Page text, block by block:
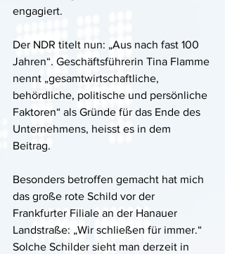
engagiert.
Der NDR titelt nun: „Aus nach fast 100
Jahren“. Geschäftsführerin Tina Flamme
nennt „gesamtwirtschaftliche,
behördliche, politische und persönliche
Faktoren“ als Gründe für das Ende des
Unternehmens, heisst es in dem
Beitrag.
Besonders betroffen gemacht hat mich
das große rote Schild vor der
Frankfurter Filiale an der Hanauer
Landstraße: „Wir schließen für immer.“
Solche Schilder sieht man derzeit in